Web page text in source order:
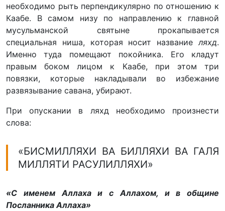
необходимо рыть перпендикулярно по отношению к
Каабе. В самом низу по направлению к главной
мусульманской святыне прокапывается
специальная ниша, которая носит названиеляхд.
Именно туда помещают покойника. Его кладут
правым боком лицом к Каабе, при этом три
повязки, которые накладывали во избежание
развязывание савана, убирают.
При опускании в ляхд необходимо произнести
слова:
«БИСМИЛЛЯХИ ВА БИЛЛЯХИ ВА ГАЛЯ
МИЛЛЯТИ РАСУЛИЛЛЯХИ»
«С именем Аллаха и с Аллахом, и в общине
Посланника Аллаха»